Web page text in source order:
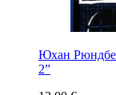
Юхан
2”